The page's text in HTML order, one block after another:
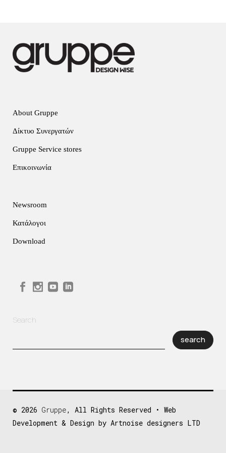
About Gruppe
Δίκτυο Συνεργατών
Gruppe Service stores
Επικοινωνία
Newsroom
Κατάλογοι
Download
Search
search
© 2026 Gruppe, All Rights Reserved • Web
Development & Design by Artnoise designers LTD